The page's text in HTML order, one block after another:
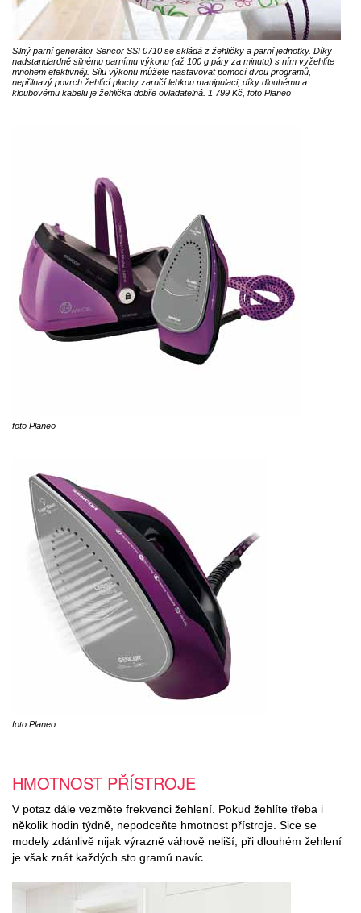
Silný parní generátor Sencor SSI 0710 se skládá z žehličky a parní jednotky. Díky
nadstandardně silnému parnímu výkonu (až 100 g páry za minutu) s ním vyžehlíte
mnohem efektivněji. Sílu výkonu můžete nastavovat pomocí dvou programů,
nepřilnavý povrch žehlící plochy zaručí lehkou manipulaci, díky dlouhému a
kloubovému kabelu je žehlička dobře ovladatelná. 1 799 Kč, foto Planeo
foto Planeo
foto Planeo
HMOTNOST PŘÍSTROJE
V potaz dále vezměte frekvenci žehlení. Pokud žehlíte třeba i
několik hodin týdně, nepodceňte hmotnost přístroje. Sice se
modely zdánlivě nijak výrazně váhově neliší, při dlouhém žehlení
je však znát každých sto gramů navíc.